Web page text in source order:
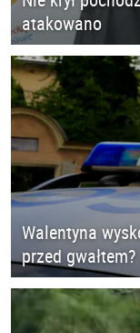
atakowano
Walentyna
przed gwałtem?